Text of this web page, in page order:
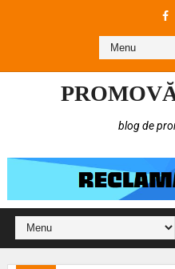
blog de